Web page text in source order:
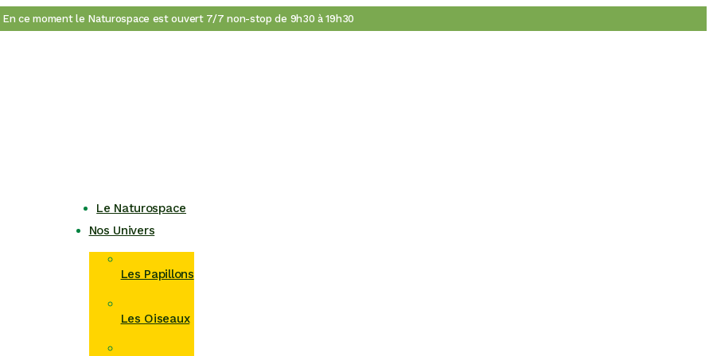
En ce moment le Naturospace est ouvert 7/7 non-stop de 9h30 à 19h30
Le Naturospace
Nos Univers
Les Papillons
Les Oiseaux